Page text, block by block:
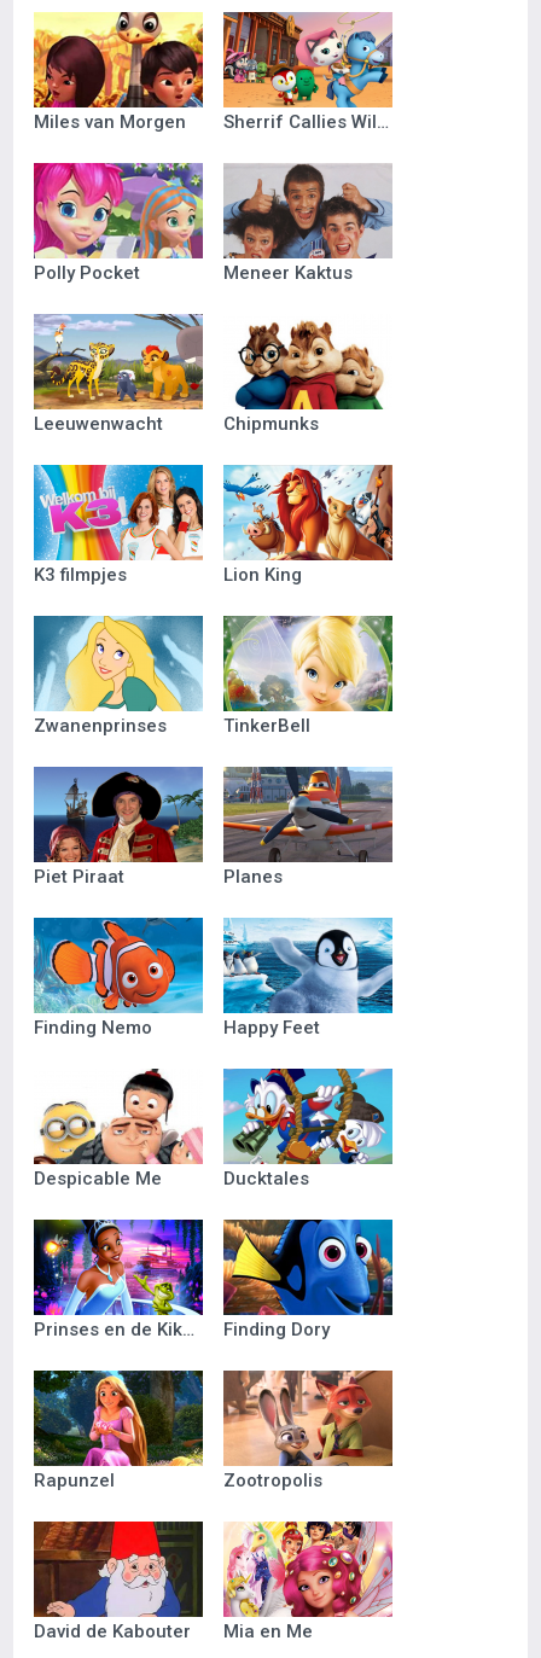
Miles van Morgen Sherrif Callies Wilde Westen
Polly Pocket Meneer Kaktus
Leeuwenwacht Chipmunks
K3 filmpjes Lion King
Zwanenprinses TinkerBell
Piet Piraat Planes
Finding Nemo Happy Feet
Despicable Me Ducktales
Prinses en de Kikker Finding Dory
Rapunzel Zootropolis
David de Kabouter Mia en Me